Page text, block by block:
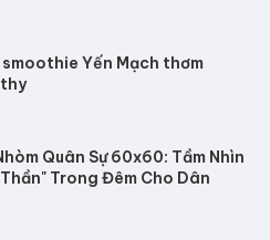
Yến Mạch thơm
Quân Sự 60x60: Tầm Nhìn
Trong Đêm Cho Dân